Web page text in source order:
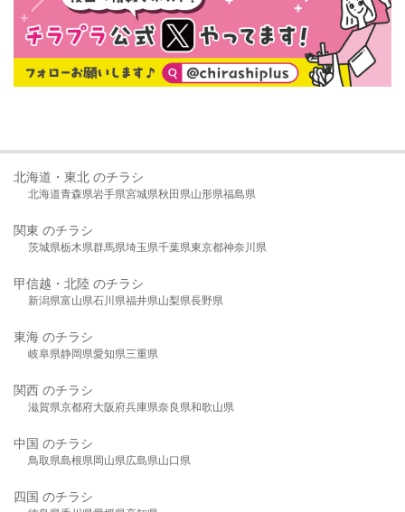
北海道・東北 のチラシ
北海道青森県岩手県宮城県秋田県山形県福島県
関東 のチラシ
茨城県栃木県群馬県埼玉県千葉県東京都神奈川県
甲信越・北陸 のチラシ
新潟県富山県石川県福井県山梨県長野県
東海 のチラシ
岐阜県静岡県愛知県三重県
関西 のチラシ
滋賀県京都府大阪府兵庫県奈良県和歌山県
中国 のチラシ
鳥取県島根県岡山県広島県山口県
四国 のチラシ